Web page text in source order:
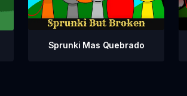
Sprunki Mas Quebrado